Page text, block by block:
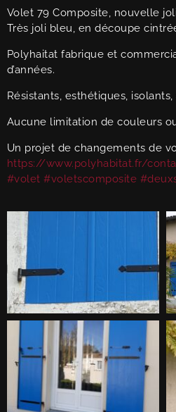
Volet 79 Composite, nouvelle
Très joli bleu, en découpe
Polyhaitat fabrique et
d’années.
Résistants, esthétiques,
Aucune limitation de couleurs
Un projet de changements de
https://www.polyhabitat.fr/
#volet #voletscomposite